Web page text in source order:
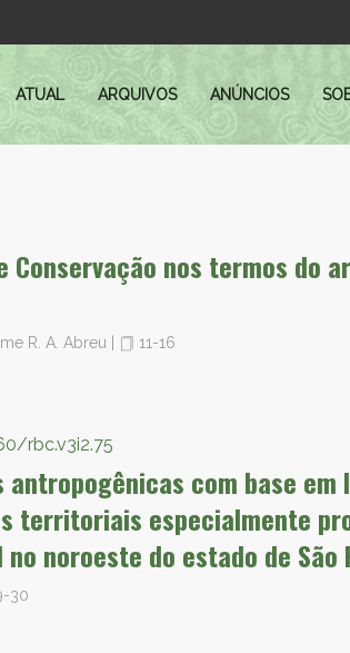
ATUAL ARQUIVOS ANÚNCIOS
Conservação nos termos do
R. A. Abreu 11-16
rbc.v3i2.75
antropogênicas com base
territoriais especialmente
noroeste do estado de São
30